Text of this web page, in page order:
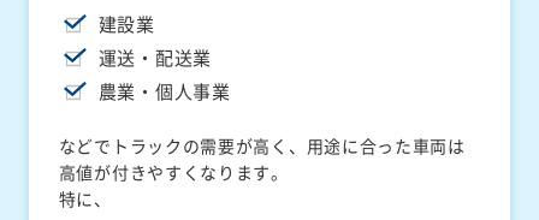
建設業
運送・配送業
農業・個人事業
などでトラックの需要が高く、用途に合った車両は
高値が付きやすくなります。
特に、